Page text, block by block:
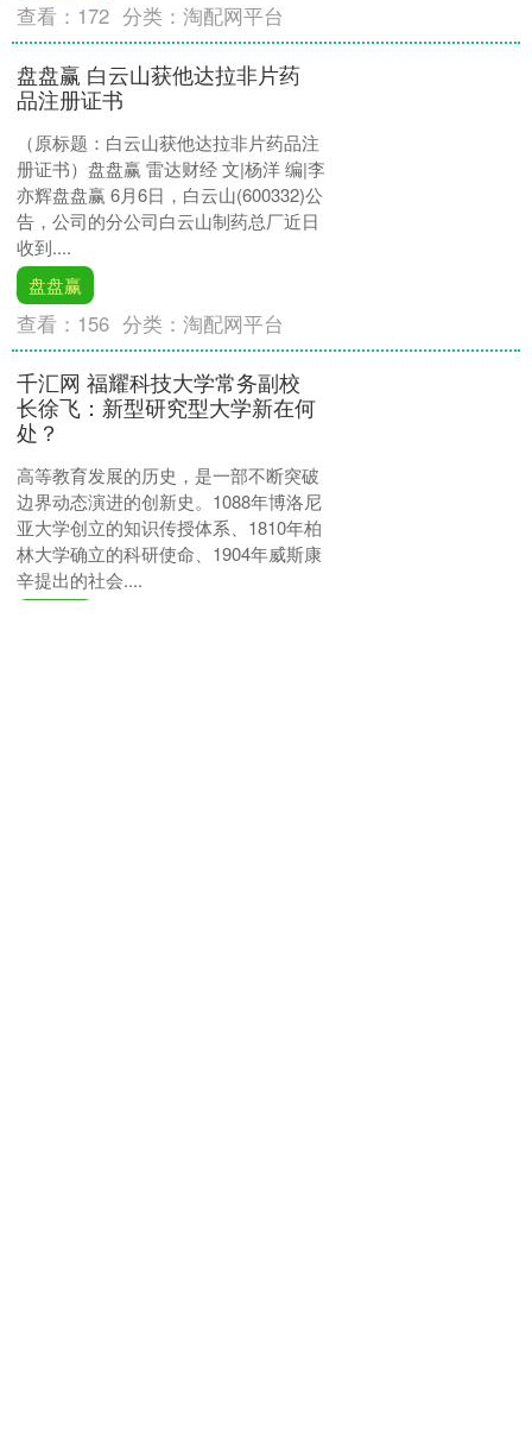
查看： 172 分类：淘配网平台
盘盘赢 白云山获他达拉非片药
品注册证书
（原标题：白云山获他达拉非片药品注
册证书）盘盘赢 雷达财经 文|杨洋 编|李
亦辉盘盘赢 6月6日，白云山(600332)公
告，公司的分公司白云山制药总厂近日
收到....
盘盘赢
查看： 156 分类：淘配网平台
千汇网 福耀科技大学常务副校
长徐飞：新型研究型大学新在何
处？
高等教育发展的历史，是一部不断突破
边界动态演进的创新史。1088年博洛尼
亚大学创立的知识传授体系、1810年柏
林大学确立的科研使命、1904年威斯康
辛提出的社会....